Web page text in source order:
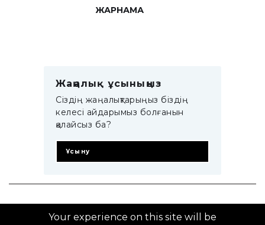
ЖАРНАМА
Жаңалық ұсыныңыз
Сіздің жаңалықтарыңыз біздің
келесі айдарымыз болғанын
қалайсыз ба?
Ұсыну
© 2014–2025 ZTB.KZ
Your experience on this site will be